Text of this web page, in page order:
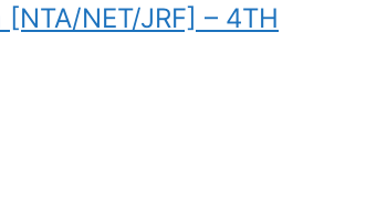
NET/JRF] – 4TH